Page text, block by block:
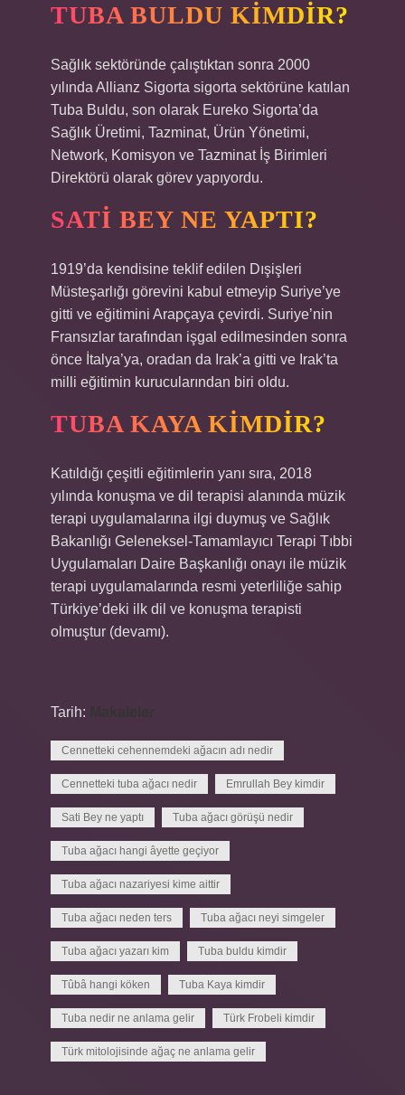
TUBA BULDU KIMDIR?
Sağlık sektöründe çalıştıktan sonra 2000
yılında Allianz Sigorta sigorta sektörüne katılan
Tuba Buldu, son olarak Eureko Sigorta’da
Sağlık Üretimi, Tazminat, Ürün Yönetimi,
Network, Komisyon ve Tazminat İş Birimleri
Direktörü olarak görev yapıyordu.
SATI BEY NE YAPTI?
1919’da kendisine teklif edilen Dışişleri
Müsteşarlığı görevini kabul etmeyip Suriye’ye
gitti ve eğitimini Arapçaya çevirdi. Suriye’nin
Fransızlar tarafından işgal edilmesinden sonra
önce İtalya’ya, oradan da Irak’a gitti ve Irak’ta
milli eğitimin kurucularından biri oldu.
TUBA KAYA KIMDIR?
Katıldığı çeşitli eğitimlerin yanı sıra, 2018
yılında konuşma ve dil terapisi alanında müzik
terapi uygulamalarına ilgi duymuş ve Sağlık
Bakanlığı Geleneksel-Tamamlayıcı Terapi Tıbbi
Uygulamaları Daire Başkanlığı onayı ile müzik
terapi uygulamalarında resmi yeterliliğe sahip
Türkiye’deki ilk dil ve konuşma terapisti
olmuştur (devamı).
Tarih:
Cennetteki cehennemdeki ağacın adı nedir
Cennetteki tuba ağacı nedir Emrullah Bey kimdir
Sati Bey ne yaptı Tuba ağacı görüşü nedir
Tuba ağacı hangi âyette geçiyor
Tuba ağacı nazariyesi kime aittir
Tuba ağacı neden ters Tuba ağacı neyi simgeler
Tuba ağacı yazarı kim Tuba buldu kimdir
Tûbâ hangi köken Tuba Kaya kimdir
Tuba nedir ne anlama gelir Türk Frobeli kimdir
Türk mitolojisinde ağaç ne anlama gelir